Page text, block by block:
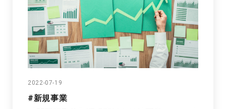
2022-07-19
#新規事業